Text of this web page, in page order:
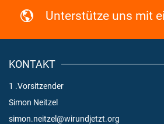
Unterstütze uns mit
KONTAKT
1 .Vorsitzender
Simon Neitzel
simon.neitzel@wirundjetzt.org